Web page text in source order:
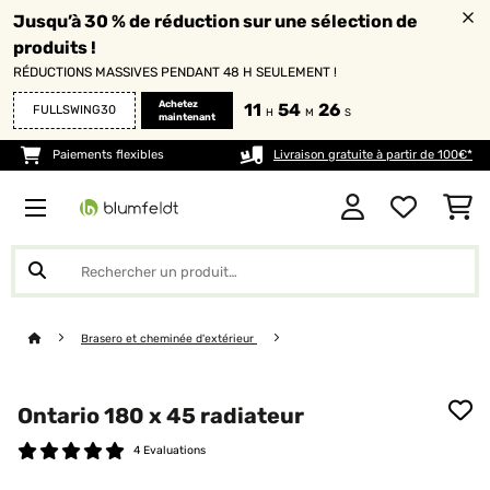
Jusqu’à 30 % de réduction sur une sélection de
produits !
RÉDUCTIONS MASSIVES PENDANT 48 H SEULEMENT !
FULLSWING30
Achetez
maintenant
11 H 54 M 26 S
Paiements flexibles Livraison gratuite à partir de 100€*
Brasero et cheminée d'extérieur
Ontario 180 x 45 radiateur
4 Evaluations